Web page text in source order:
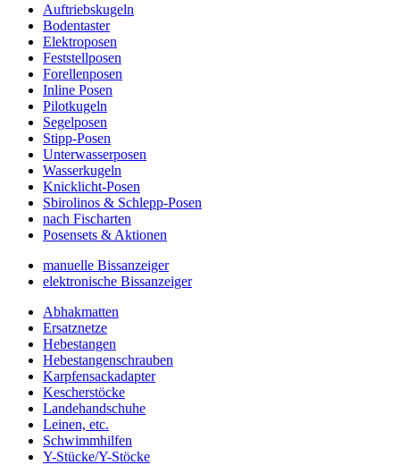
Auftriebskugeln
Bodentaster
Elektroposen
Feststellposen
Forellenposen
Inline Posen
Pilotkugeln
Segelposen
Stipp-Posen
Unterwasserposen
Wasserkugeln
Knicklicht-Posen
Sbirolinos & Schlepp-Posen
nach Fischarten
Posensets & Aktionen
manuelle Bissanzeiger
elektronische Bissanzeiger
Abhakmatten
Ersatznetze
Hebestangen
Hebestangenschrauben
Karpfensackadapter
Kescherstöcke
Landehandschuhe
Leinen, etc.
Schwimmhilfen
Y-Stücke/Y-Stöcke